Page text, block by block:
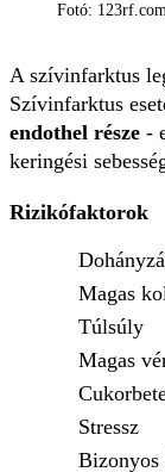
Fotó:
A szívinfarktus
Szívinfarktus
endothel része -
keringési
Rizikófaktorok
Magas
Túlsúly
Magas
Stressz
Bizonyos